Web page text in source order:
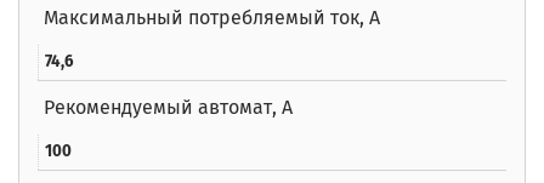
Максимальный потребляемый ток, А
74,6
Рекомендуемый автомат, А
100